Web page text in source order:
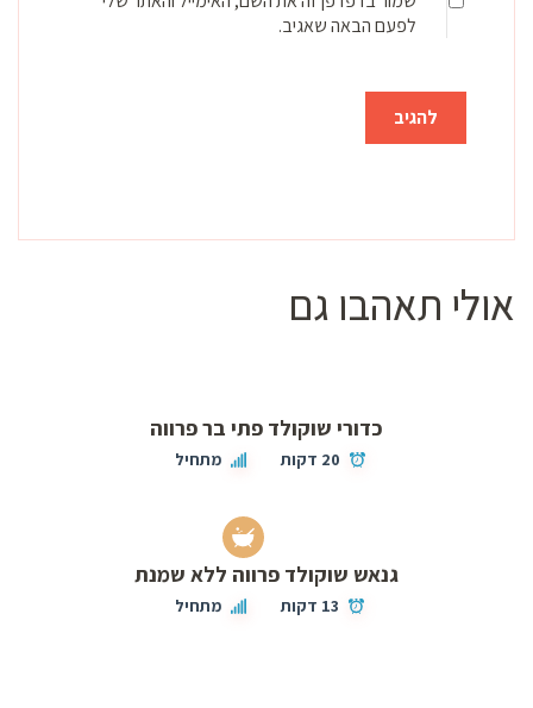
לפעם הבאה שאגיב.
אולי תאהבו גם
כדורי שוקולד פתי בר פרווה
20 דקות מתחיל
גנאש שוקולד פרווה ללא שמנת
13 דקות מתחיל